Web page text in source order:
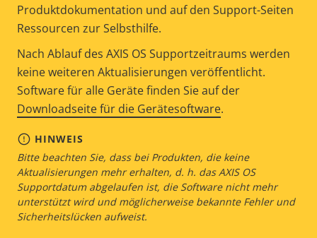
Produktdokumentation und auf den Support-Seiten
Ressourcen zur Selbsthilfe.
Nach Ablauf des AXIS OS Supportzeitraums werden
keine weiteren Aktualisierungen veröffentlicht.
Software für alle Geräte finden Sie auf der
Downloadseite für die Gerätesoftware.
HINWEIS
Bitte beachten Sie, dass bei Produkten, die keine
Aktualisierungen mehr erhalten, d. h. das AXIS OS
Supportdatum abgelaufen ist, die Software nicht mehr
unterstützt wird und möglicherweise bekannte Fehler und
Sicherheitslücken aufweist.